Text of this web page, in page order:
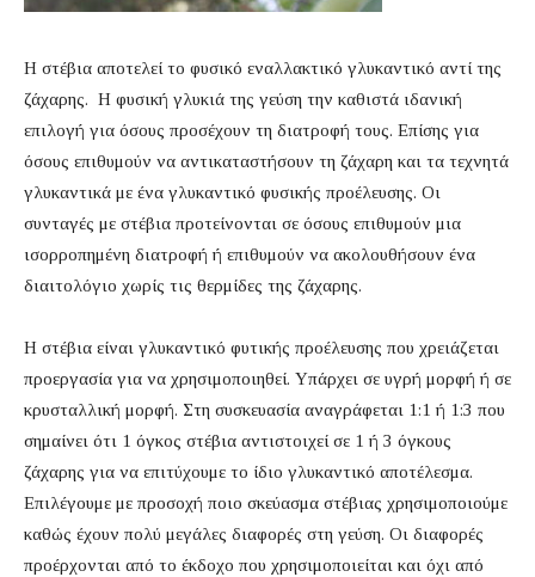
Η στέβια αποτελεί το φυσικό εναλλακτικό γλυκαντικό αντί της
ζάχαρης. Η φυσική γλυκιά της γεύση την καθιστά ιδανική
επιλογή για όσους προσέχουν τη διατροφή τους. Επίσης για
όσους επιθυμούν να αντικαταστήσουν τη ζάχαρη και τα τεχνητά
γλυκαντικά με ένα γλυκαντικό φυσικής προέλευσης. Οι
συνταγές με στέβια προτείνονται σε όσους επιθυμούν μια
ισορροπημένη διατροφή ή επιθυμούν να ακολουθήσουν ένα
διαιτολόγιο χωρίς τις θερμίδες της ζάχαρης.
Η στέβια είναι γλυκαντικό φυτικής προέλευσης που χρειάζεται
προεργασία για να χρησιμοποιηθεί. Υπάρχει σε υγρή μορφή ή σε
κρυσταλλική μορφή. Στη συσκευασία αναγράφεται 1:1 ή 1:3 που
σημαίνει ότι 1 όγκος στέβια αντιστοιχεί σε 1 ή 3 όγκους
ζάχαρης για να επιτύχουμε το ίδιο γλυκαντικό αποτέλεσμα.
Επιλέγουμε με προσοχή ποιο σκεύασμα στέβιας χρησιμοποιούμε
καθώς έχουν πολύ μεγάλες διαφορές στη γεύση. Οι διαφορές
προέρχονται από το έκδοχο που χρησιμοποιείται και όχι από